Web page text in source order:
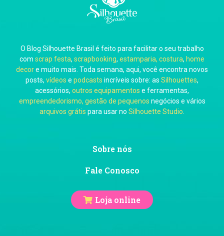
O Blog Silhouette Brasil é feito para facilitar o seu trabalho
com scrap festa, scrapbooking, estamparia, costura, home
decore muito mais. Toda semana, aqui, você encontra novos
posts, vídeos e podcasts incríveis sobre: as Silhouettes,
acessórios, outros equipamentos e ferramentas,
empreendedorismo, gestão de pequenos negócios e vários
arquivos grátis para usar no Silhouette Studio
Sobre nós
Fale Conosco
Loja online